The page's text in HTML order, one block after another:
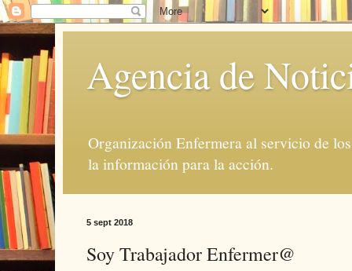
Agencia de
Organización Enfermera al servicio de
la información para la acción.
5 sept 2018
Soy Trabajador Enfermer@